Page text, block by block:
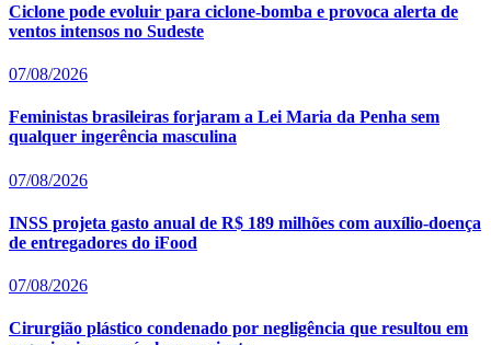
Ciclone pode evoluir para ciclone-bomba e provoca alerta de
ventos intensos no Sudeste
07/08/2026
Feministas brasileiras forjaram a Lei Maria da Penha sem
qualquer ingerência masculina
07/08/2026
INSS projeta gasto anual de R$ 189 milhões com auxílio-doença
de entregadores do iFood
07/08/2026
Cirurgião plástico condenado por negligência que resultou em